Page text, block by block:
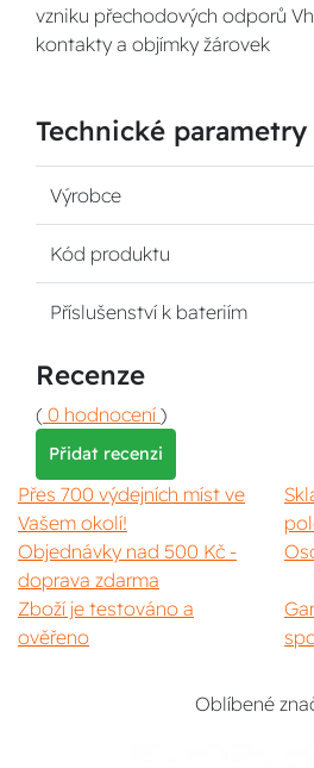
vzniku přechodových odporů
kontakty a objímky žárovek
Technické parametry
Výrobce
Kód produktu
Příslušenství k bateriím
Recenze
( 0 hodnocení )
Přidat recenzi
Přes 700 výdejních míst ve
Vašem okolí!
Objednávky nad 500 Kč -
doprava zdarma
Zboží je testováno a
ověřeno
Oblíbené